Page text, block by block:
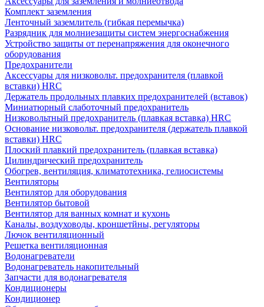
Комплект заземления
Ленточный заземлитель (гибкая перемычка)
Разрядник для молниезащиты систем энергоснабжения
Устройство защиты от перенапряжения для оконечного
оборудования
Предохранители
Аксессуары для низковольт. предохранителя (плавкой
вставки) HRC
Держатель продольных плавких предохранителей (вставок)
Миниатюрный слаботочный предохранитель
Низковольтный предохранитель (плавкая вставка) HRC
Основание низковольт. предохранителя (держатель плавкой
вставки) HRC
Плоский плавкий предохранитель (плавкая вставка)
Цилиндрический предохранитель
Обогрев, вентиляция, климатотехника, гелиосистемы
Вентиляторы
Вентилятор для оборудования
Вентилятор бытовой
Вентилятор для ванных комнат и кухонь
Каналы, воздуховоды, кроншетйны, регуляторы
Лючок вентиляционный
Решетка вентиляционная
Водонагреватели
Водонагреватель накопительный
Запчасти для водонагревателя
Кондиционеры
Кондиционер